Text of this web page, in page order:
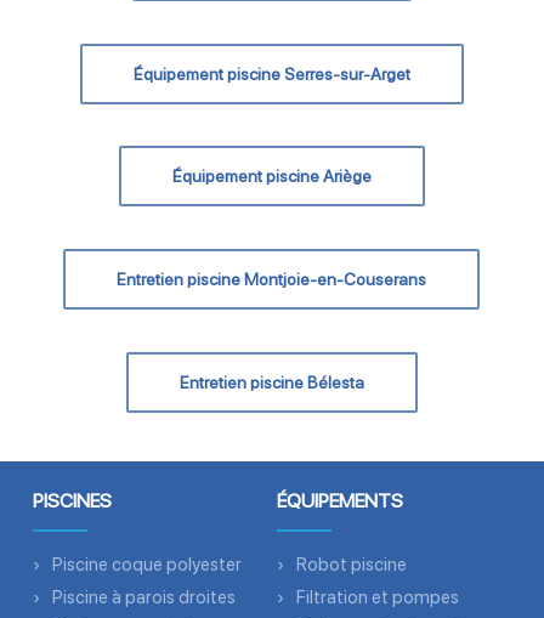
Équipement piscine Serres-sur-Arget
Équipement piscine Ariège
Entretien piscine Montjoie-en-Couserans
Entretien piscine Bélesta
PISCINES
Piscine coque polyester
Piscine à parois droites
ÉQUIPEMENTS
Robot piscine
Filtration et pompes